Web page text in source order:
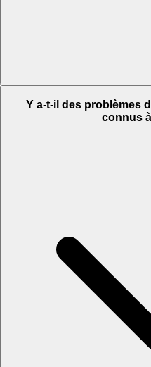
Y a-t-il des problèmes
connus